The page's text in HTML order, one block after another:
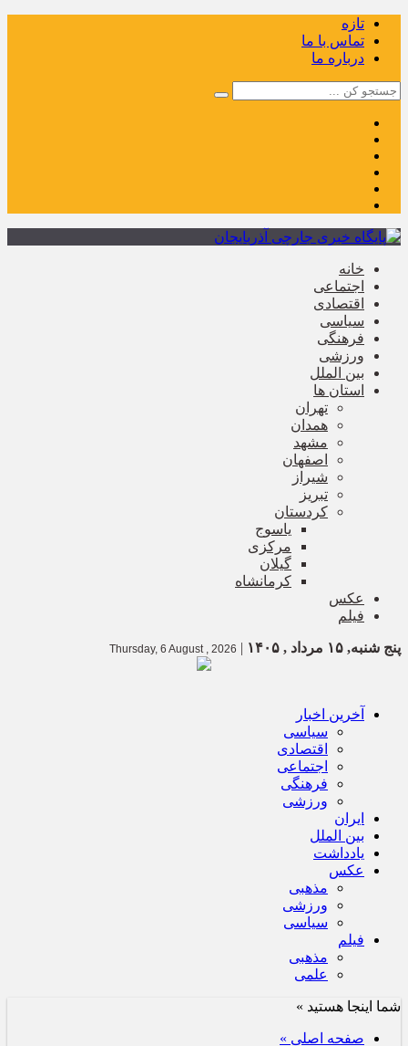
تازه
تماس با ما
درباره ما
خانه
اجتماعی
اقتصادی
سیاسی
فرهنگی
ورزشی
بین الملل
استان ها
تهران
همدان
مشهد
اصفهان
شیراز
تبریز
کردستان
یاسوج
مرکزی
گیلان
کرمانشاه
عکس
فیلم
پنج شنبه, ۱۵ مرداد , ۱۴۰۵ |
Thursday, 6 August , 2026
آخرین اخبار
سیاسی
اقتصادی
اجتماعی
فرهنگی
ورزشی
ایران
بین الملل
یادداشت
عکس
مذهبی
ورزشی
سیاسی
فیلم
مذهبی
علمی
شما اینجا هستید »
صفحه اصلی »